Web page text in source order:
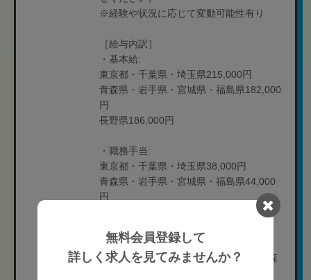
※経験や状況に応じて変動可能性有り
［給与内訳］
・基本給:
東京都・千葉県・埼玉県215,000円
青森県・岩手県・宮城県・福島県182,000
円
長野県186,000円
・職務手当:
東京都・千葉県・埼玉県38,000円
青森県・岩手県・宮城県・福島県44,000
円
※職務手当内に残業評価給を含む。(青森
無料会員登録して
詳しく求人を見てみませんか？